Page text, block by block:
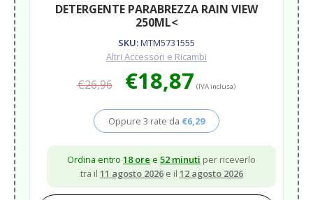
DETERGENTE PARABREZZA RAIN VIEW
250ML<
SKU:MTM5731555
Altri Accessori e Ricambi
€26,96
prezzo
era:
€26,96.
€18,87 prezzo
è:
€18,87.
(IVA inclusa)
Oppure 3 rate da €6,29
Ordina entro 18 ore e 52 minuti per riceverlo
tra il 11 agosto 2026 e il 12 agosto 2026